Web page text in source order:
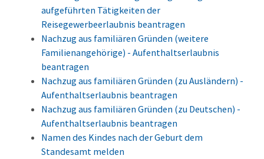
aufgeführten Tätigkeiten der
Reisegewerbeerlaubnis beantragen
Nachzug aus familiären Gründen (weitere
Familienangehörige) - Aufenthaltserlaubnis
beantragen
Nachzug aus familiären Gründen (zu Ausländern) -
Aufenthaltserlaubnis beantragen
Nachzug aus familiären Gründen (zu Deutschen) -
Aufenthaltserlaubnis beantragen
Namen des Kindes nach der Geburt dem
Standesamt melden